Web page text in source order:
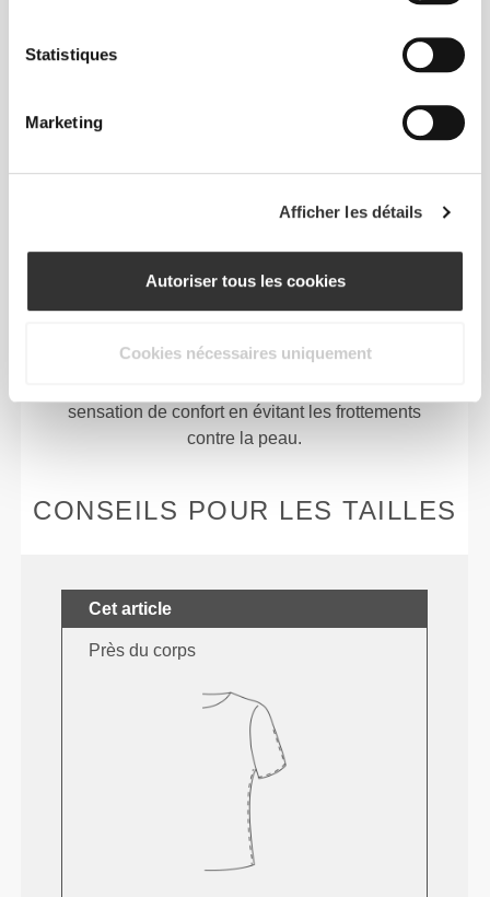
Statistiques
Marketing
Afficher les détails
Autoriser tous les cookies
Cookies nécessaires uniquement
NOTRE ÉTIQUETTE EST
Nos vêtements sont synonymes de confort. Nous
empreinte sur nos vêtements : le sans coutures !
sensation de confort en évitant les frottements
contre la peau.
CONSEILS POUR LES TAILLES
Cet article
Près du corps